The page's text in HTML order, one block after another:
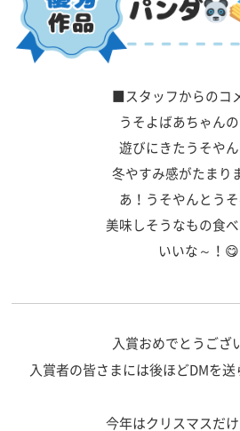
■スタッフからのコ
うそよばあちゃん
遊びにきたうそやん
冬やすみ感がたまり
あ！うそやんとう
美味しそうなもの食べ
いいな～！😋
入賞おめでとうござ
入賞者の皆さまには後ほどDMを送
今年はクリスマスだけ